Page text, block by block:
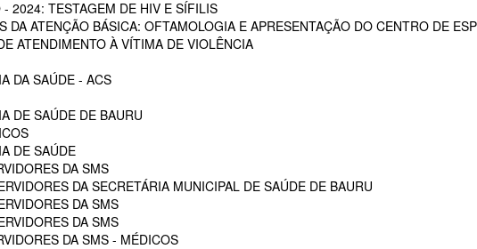
2024: TESTAGEM DE HIV E SÍFILIS
DA ATENÇÃO BÁSICA: OFTAMOLOGIA E APRESENTAÇÃO DO CENTRO DE
ATENDIMENTO À VÍTIMA DE VIOLÊNCIA
DA SAÚDE - ACS
DE SAÚDE DE BAURU
DE SAÚDE
DA SMS
DA SECRETÁRIA MUNICIPAL DE SAÚDE DE BAURU
DA SMS
DA SMS
DA SMS - MÉDICOS